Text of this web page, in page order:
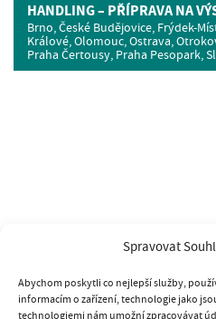
Spravovat
Abychom poskytli co nejlepší služby,
informacím o zařízení, technologie jako
technologiemi nám umožní zpracovávat
HANDLING – PŘÍPRAVA NA
Brno, České Budějovice, Frýdek-
Králové, Olomouc, Ostrava,
Praha Čertousy, Praha Pesopark,